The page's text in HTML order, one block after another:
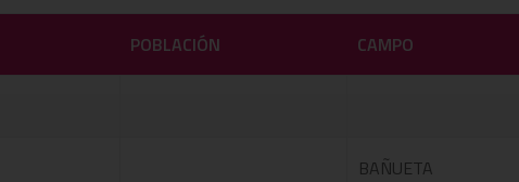
POBLACIÓN CAMPO
BAÑUETA